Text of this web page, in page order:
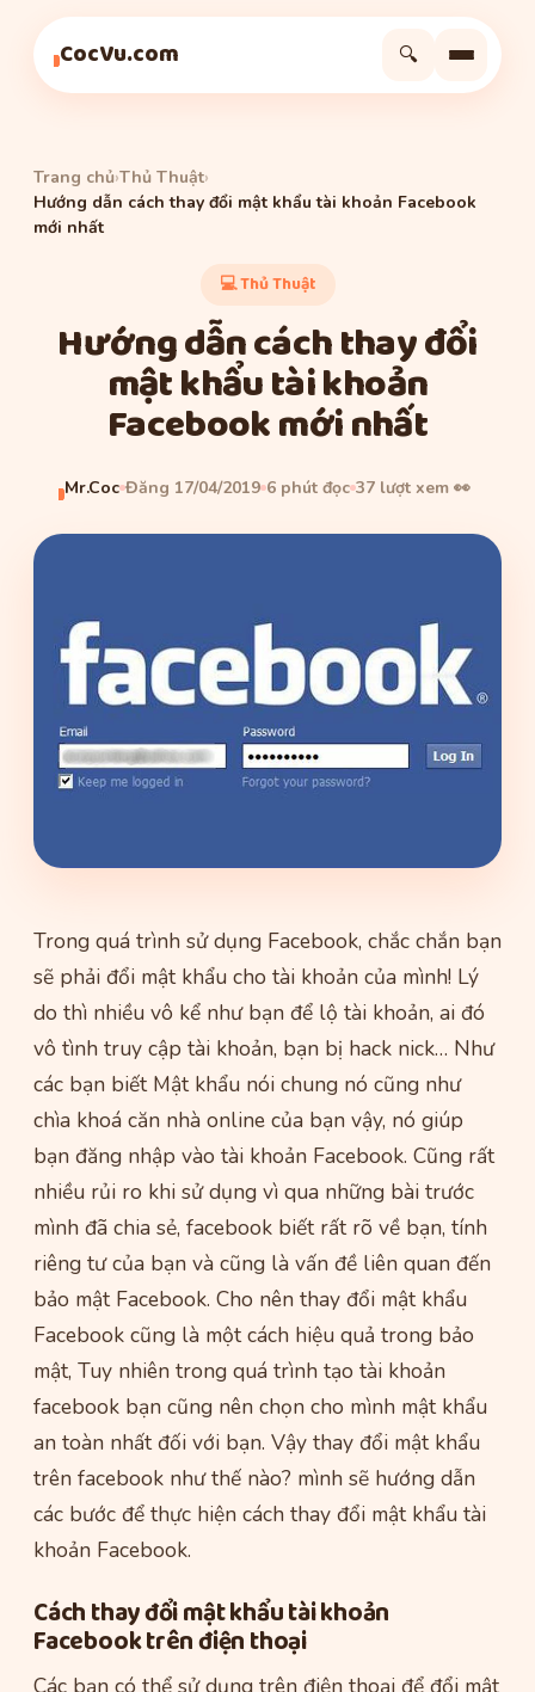
CocVu.com 🔍
Trang chủ›Thủ Thuật›
Hướng dẫn cách thay đổi mật khẩu tài khoản Facebook
mới nhất
💻 Thủ Thuật
Hướng dẫn cách thay đổi
mật khẩu tài khoản
Facebook mới nhất
Mr.Coc Đăng 17/04/2019 6 phút đọc 37 lượt xem 👀
Trong quá trình sử dụng Facebook, chắc chắn bạn
sẽ phải đổi mật khẩu cho tài khoản của mình! Lý
do thì nhiều vô kể như bạn để lộ tài khoản, ai đó
vô tình truy cập tài khoản, bạn bị hack nick… Như
các bạn biết Mật khẩu nói chung nó cũng như
chìa khoá căn nhà online của bạn vậy, nó giúp
bạn đăng nhập vào tài khoản Facebook. Cũng rất
nhiều rủi ro khi sử dụng vì qua những bài trước
mình đã chia sẻ, facebook biết rất rõ về bạn, tính
riêng tư của bạn và cũng là vấn đề liên quan đến
bảo mật Facebook. Cho nên thay đổi mật khẩu
Facebook cũng là một cách hiệu quả trong bảo
mật, Tuy nhiên trong quá trình tạo tài khoản
facebook bạn cũng nên chọn cho mình mật khẩu
an toàn nhất đối với bạn. Vậy thay đổi mật khẩu
trên facebook như thế nào? mình sẽ hướng dẫn
các bước để thực hiện cách thay đổi mật khẩu tài
khoản Facebook.
Cách thay đổi mật khẩu tài khoản
Facebook trên điện thoại
Các bạn có thể sử dụng trên điện thoại để đổi mật
Thủ Thuật
Công nghệ
Thủ Thuật